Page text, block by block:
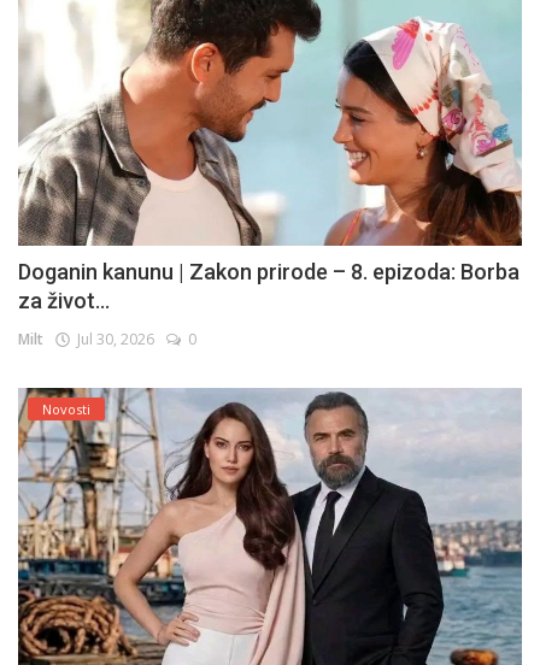
Doganin kanunu | Zakon prirode – 8. epizoda: Borba
za život...
Milt Jul 30, 2026 0
Novosti